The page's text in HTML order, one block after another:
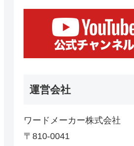
運営会社
ワードメーカー株式会社
〒810-0041